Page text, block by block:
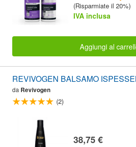
(Risparmiate il 20%)
IVA inclusa
Aggiungi al
REVIVOGEN BALSAMO
da Revivogen
(2)
38,75 €